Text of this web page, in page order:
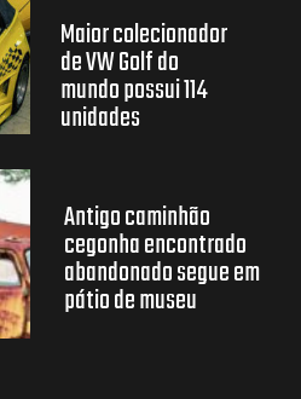
Maior colecionador
de VW Golf do
mundo possui 114
unidades
Antigo caminhão
cegonha encontrado
abandonado segue em
pátio de museu